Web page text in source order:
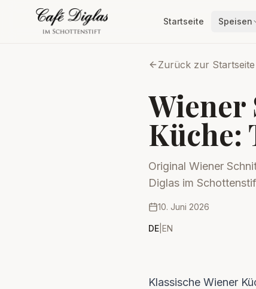
Startseite Speisen
Zurück zur Startseite
Wiener
Küche:
Original Wiener
Diglas im
10. Juni 2026
DE EN
Klassische Wiener